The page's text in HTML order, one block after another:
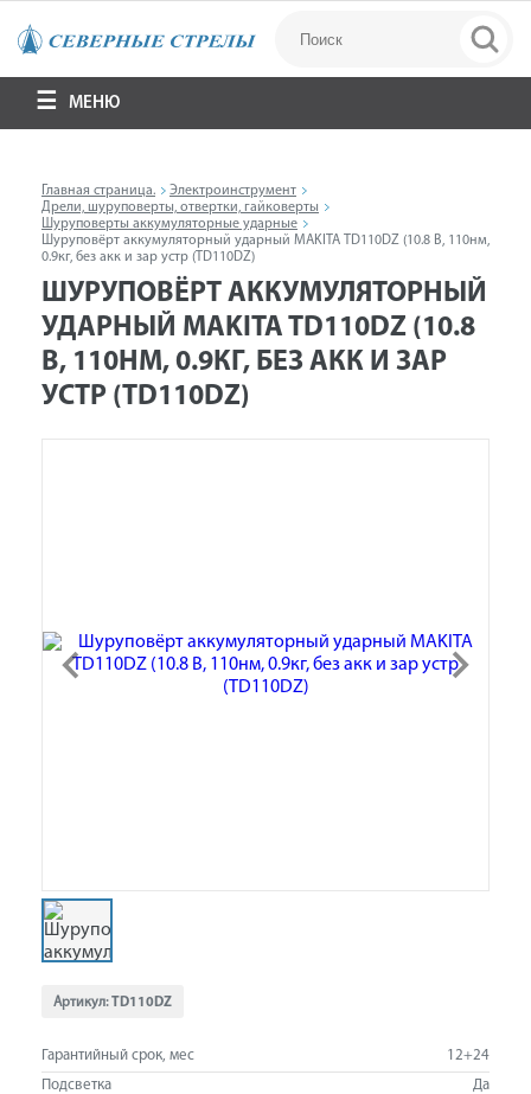
МЕНЮ
Главная страница.
Электроинструмент
Дрели, шуруповерты, отвертки, гайковерты
Шуруповерты аккумуляторные ударные
Шуруповёрт аккумуляторный ударный MAKITA TD110DZ (10.8 В, 110нм,
0.9кг, без акк и зар устр (TD110DZ)
ШУРУПОВЁРТ АККУМУЛЯТОРНЫЙ
УДАРНЫЙ MAKITA TD110DZ (10.8
В, 110НМ, 0.9КГ, БЕЗ АКК И ЗАР
УСТР (TD110DZ)
Артикул:TD110DZ
Гарантийный срок, мес
12+24
Подсветка
Да